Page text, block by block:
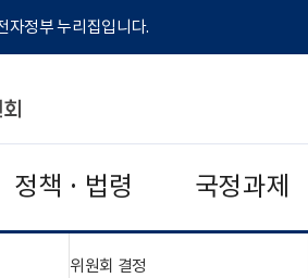
자정부 누리집입니다.
정책 · 법령 국정과제
위원회 결정